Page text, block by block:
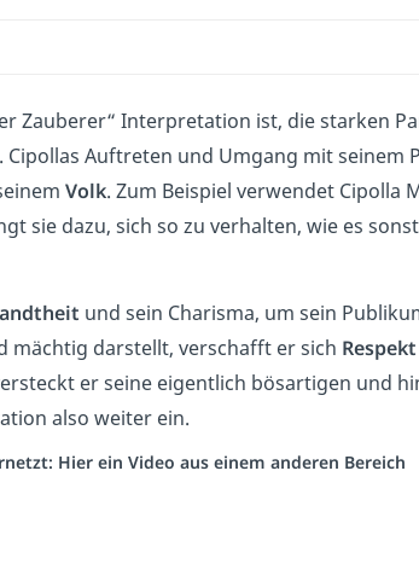
Zauberer“ Interpretation ist, die starken
Cipollas Auftreten und Umgang mit seinem
Volk. Zum Beispiel verwendet Cipolla
sie dazu, sich so zu verhalten, wie es
und sein Charisma, um sein
mächtig darstellt, verschafft er sich Respekt
er seine eigentlich bösartigen und
also weiter ein.
Hier ein Video aus einem anderen Bereich